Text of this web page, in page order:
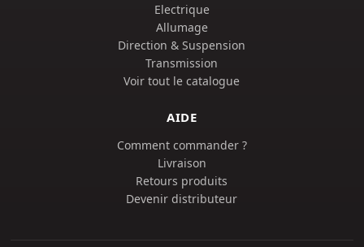
Electrique
Allumage
Direction & Suspension
Transmission
Voir tout le catalogue
AIDE
Comment commander ?
Livraison
Retours produits
Devenir distributeur